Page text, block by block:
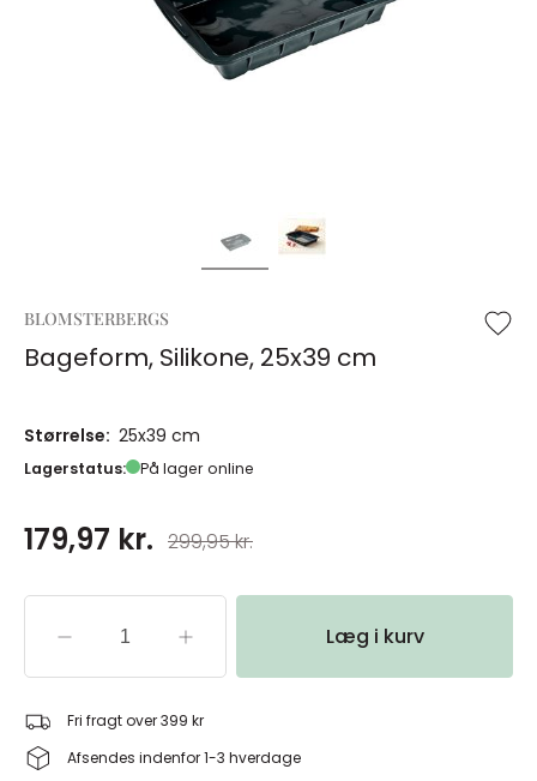
BLOMSTERBERGS
Bageform, Silikone, 25x39 cm
Størrelse: 25x39 cm
Lagerstatus: På lager online
179,97 kr. 299,95 kr.
Læg i kurv
Fri fragt over 399 kr
Afsendes indenfor 1-3 hverdage